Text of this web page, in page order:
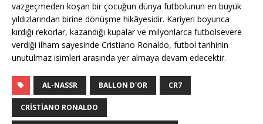
vazgeçmeden koşan bir çocuğun dünya futbolunun en büyük
yıldızlarından birine dönüşme hikâyesidir. Kariyeri boyunca
kırdığı rekorlar, kazandığı kupalar ve milyonlarca futbolsevere
verdiği ilham sayesinde Cristiano Ronaldo, futbol tarihinin
unutulmaz isimleri arasında yer almaya devam edecektir.
AL-NASSR BALLON D'OR CR7
CRISTIANO RONALDO